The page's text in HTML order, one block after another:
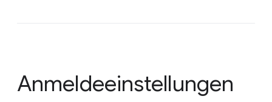
Anmeldeeinstellungen